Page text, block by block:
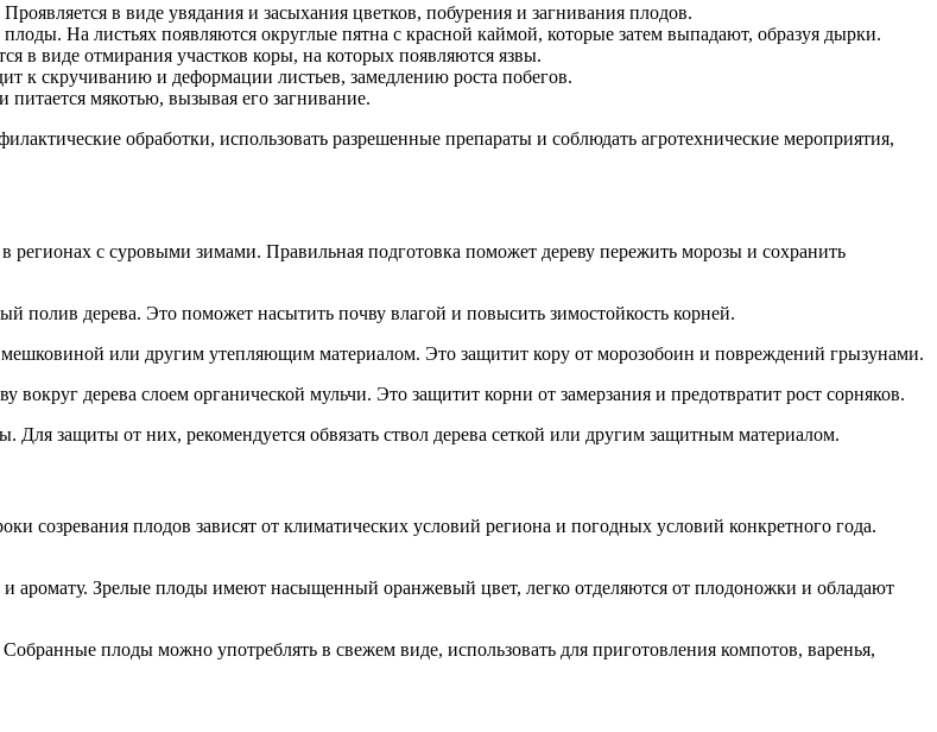
в виде увядания и засыхания цветков, побурения и загнивания плодов.
На листьях появляются округлые пятна с красной каймой, которые затем выпадают, образуя дырки.
в виде отмирания участков коры, на которых появляются язвы.
к скручиванию и деформации листьев, замедлению роста побегов.
мякотью, вызывая его загнивание.
обработки, использовать разрешенные препараты и соблюдать агротехнические мероприятия,
с суровыми зимами. Правильная подготовка поможет дереву пережить морозы и сохранить
полив дерева. Это поможет насытить почву влагой и повысить зимостойкость корней.
или другим утепляющим материалом. Это защитит кору от морозобоин и повреждений грызунами.
вокруг дерева слоем органической мульчи. Это защитит корни от замерзания и предотвратит рост сорняков.
Для защиты от них, рекомендуется обвязать ствол дерева сеткой или другим защитным материалом.
созревания плодов зависят от климатических условий региона и погодных условий конкретного года.
и аромату. Зрелые плоды имеют насыщенный оранжевый цвет, легко отделяются от плодоножки и обладают
плоды можно употреблять в свежем виде, использовать для приготовления компотов, варенья,